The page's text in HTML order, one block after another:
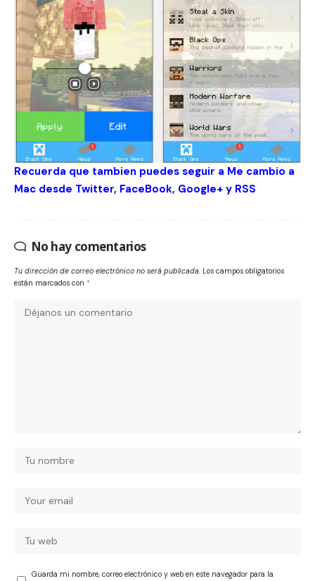
Recuerda que tambien puedes seguir a Me cambio a
Mac desde Twitter, FaceBook, Google+ y RSS
No hay comentarios
Tu dirección de correo electrónico no será publicada. Los campos obligatorios
están marcados con *
Guarda mi nombre, correo electrónico y web en este navegador para la